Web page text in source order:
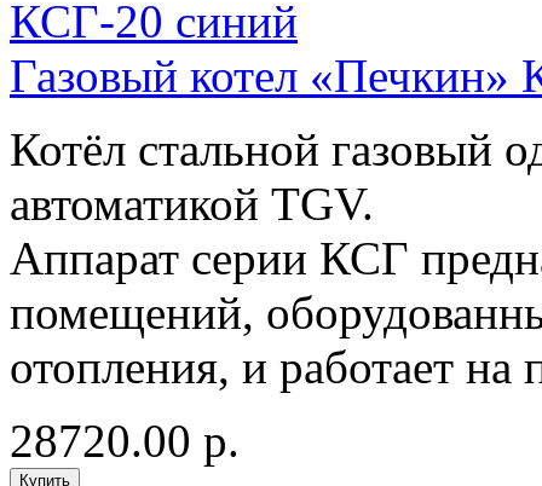
Газовый котел «Печкин»
Котёл стальной газовый
автоматикой TGV.
Аппарат серии КСГ
помещений,
отопления, и работает на
28720.00 р.